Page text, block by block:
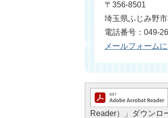
〒356-8501
埼玉県ふじみ野
電話番号：049-
メールフォーム
Reader）」ダウンロ